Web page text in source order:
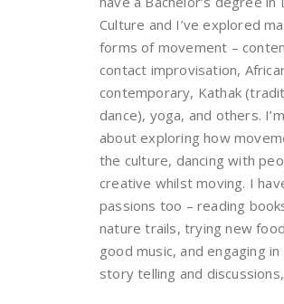
Culture and I’ve explored
forms of movement –
contact improvisation,
contemporary, Kathak
dance), yoga, and others.
about exploring how
the culture, dancing with
creative whilst moving. I
passions too – reading
nature trails, trying new
good music, and engaging
story telling and discussions,